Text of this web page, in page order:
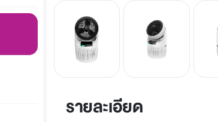
รายละเอียด